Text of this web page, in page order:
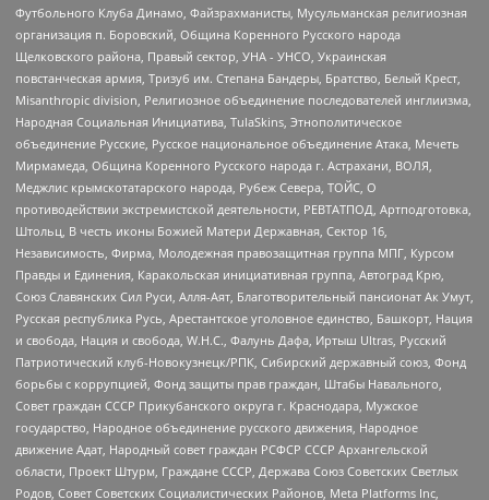
Футбольного Клуба Динамо, Файзрахманисты, Мусульманская религиозная
организация п. Боровский, Община Коренного Русского народа
Щелковского района, Правый сектор, УНА - УНСО, Украинская
повстанческая армия, Тризуб им. Степана Бандеры, Братство, Белый Крест,
Misanthropic division, Религиозное объединение последователей инглиизма,
Народная Социальная Инициатива, TulaSkins, Этнополитическое
объединение Русские, Русское национальное объединение Атака, Мечеть
Мирмамеда, Община Коренного Русского народа г. Астрахани, ВОЛЯ,
Меджлис крымскотатарского народа, Рубеж Севера, ТОЙС, О
противодействии экстремистской деятельности, РЕВТАТПОД, Артподготовка,
Штольц, В честь иконы Божией Матери Державная, Сектор 16,
Независимость, Фирма, Молодежная правозащитная группа МПГ, Курсом
Правды и Единения, Каракольская инициативная группа, Автоград Крю,
Союз Славянских Сил Руси, Алля-Аят, Благотворительный пансионат Ак Умут,
Русская республика Русь, Арестантское уголовное единство, Башкорт, Нация
и свобода, Нация и свобода, W.H.С., Фалунь Дафа, Иртыш Ultras, Русский
Патриотический клуб-Новокузнецк/РПК, Сибирский державный союз, Фонд
борьбы с коррупцией, Фонд защиты прав граждан, Штабы Навального,
Совет граждан СССР Прикубанского округа г. Краснодара, Мужское
государство, Народное объединение русского движения, Народное
движение Адат, Народный совет граждан РСФСР СССР Архангельской
области, Проект Штурм, Граждане СССР, Держава Союз Советских Светлых
Родов, Совет Советских Социалистических Районов, Meta Platforms Inc,